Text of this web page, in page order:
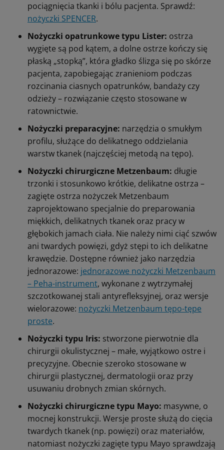
pociągnięcia tkanki i bólu pacjenta. Sprawdź:
nożyczki SPENCER.
Nożyczki opatrunkowe typu Lister: ostrza
wygięte są pod kątem, a dolne ostrze kończy się
płaską „stopką”, która gładko ślizga się po skórze
pacjenta, zapobiegając zranieniom podczas
rozcinania ciasnych opatrunków, bandaży czy
odzieży – rozwiązanie często stosowane w
ratownictwie.
Nożyczki preparacyjne: narzędzia o smukłym
profilu, służące do delikatnego oddzielania
warstw tkanek (najczęściej metodą na tępo).
Nożyczki chirurgiczne Metzenbaum: długie
trzonki i stosunkowo krótkie, delikatne ostrza –
zagięte ostrza nożyczek Metzenbaum
zaprojektowano specjalnie do preparowania
miękkich, delikatnych tkanek oraz pracy w
głębokich jamach ciała. Nie należy nimi ciąć szwów
ani twardych powięzi, gdyż stępi to ich delikatne
krawędzie. Dostępne również jako narzędzia
jednorazowe: jednorazowe nożyczki Metzenbaum
– Peha-instrument, wykonane z wytrzymałej
szczotkowanej stali antyrefleksyjnej, oraz wersje
wielorazowe: nożyczki Metzenbaum tępo-tępe
proste.
Nożyczki typu Iris: stworzone pierwotnie dla
chirurgii okulistycznej – małe, wyjątkowo ostre i
precyzyjne. Obecnie szeroko stosowane w
chirurgii plastycznej, dermatologii oraz przy
usuwaniu drobnych zmian skórnych.
Nożyczki chirurgiczne typu Mayo: masywne, o
mocnej konstrukcji. Wersje proste służą do cięcia
twardych tkanek (np. powięzi) oraz materiałów,
natomiast nożyczki zagięte typu Mayo sprawdzają